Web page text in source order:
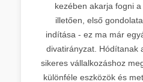
kezében akarja fogni
illetően, első
indítása - ez ma már
divatirányzat. Hódítanak
sikeres vállalkozáshoz
különféle eszközök és